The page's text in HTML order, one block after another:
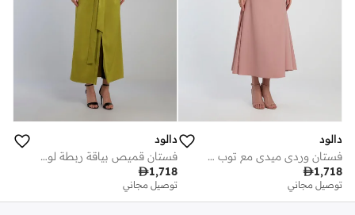
دالود
فستان وردي ميدي مع توب قابل للإزالة
1,718
توصيل مجاني
دالود
فستان قميص بياقة ربطة لون أخضر ليموني
1,718
توصيل مجاني